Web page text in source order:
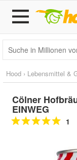
Hood › Lebensmittel &
Cölner
EINWEG
1